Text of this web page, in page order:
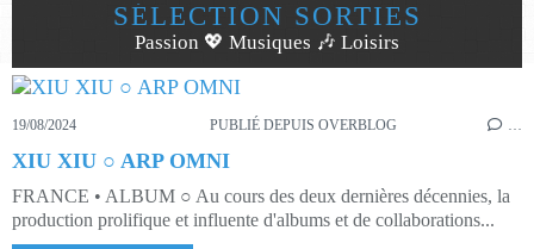
SÉLECTION SORTIES
Passion 💖 Musiques 🎶 Loisirs
19/08/2024 PUBLIÉ DEPUIS OVERBLOG …
XIU XIU ○ ARP OMNI
FRANCE • ALBUM ○ Au cours des deux dernières décennies, la
production prolifique et influente d'albums et de collaborations...